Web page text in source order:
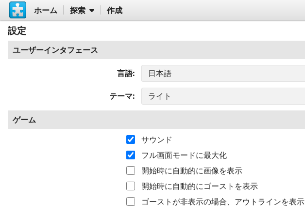
ホーム 探索 作成
設定
ユーザーインタフェース
言語
テーマ
ゲーム
サウンド
フル画面モードに最大化
開始時に自動的に画像を表示
開始時に自動的にゴーストを表示
ゴーストが非表示の場合、アウトラインを表示